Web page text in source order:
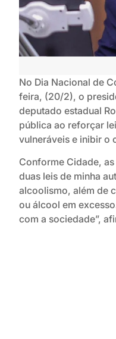
No Dia Nacional de
feira, (20/2), o
deputado estadual
pública ao reforçar
vulneráveis e inibir o
Conforme Cidade,
duas leis de minha
alcoolismo, além de
ou álcool em
com a sociedade”,